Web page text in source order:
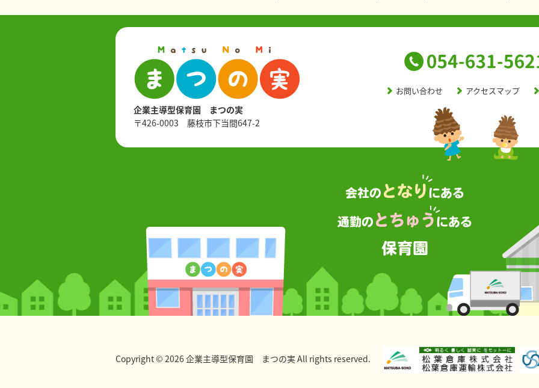
企業主導型保育園 まつの実
〒426-0003 藤枝市下当間647-2
お問い合わせ アクセスマップ
Copyright © 2026 企業主導型保育園 まつの実 All rights reserved.